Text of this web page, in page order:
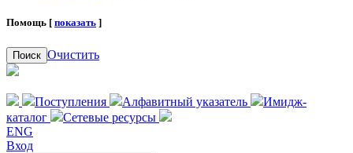
Помощь [ показать ]
Поиск Очистить
Поступления Алфавитный указатель
Имидж-
каталог
Сетевые ресурсы
ENG
Вход